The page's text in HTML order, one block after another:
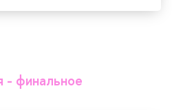
- финальное